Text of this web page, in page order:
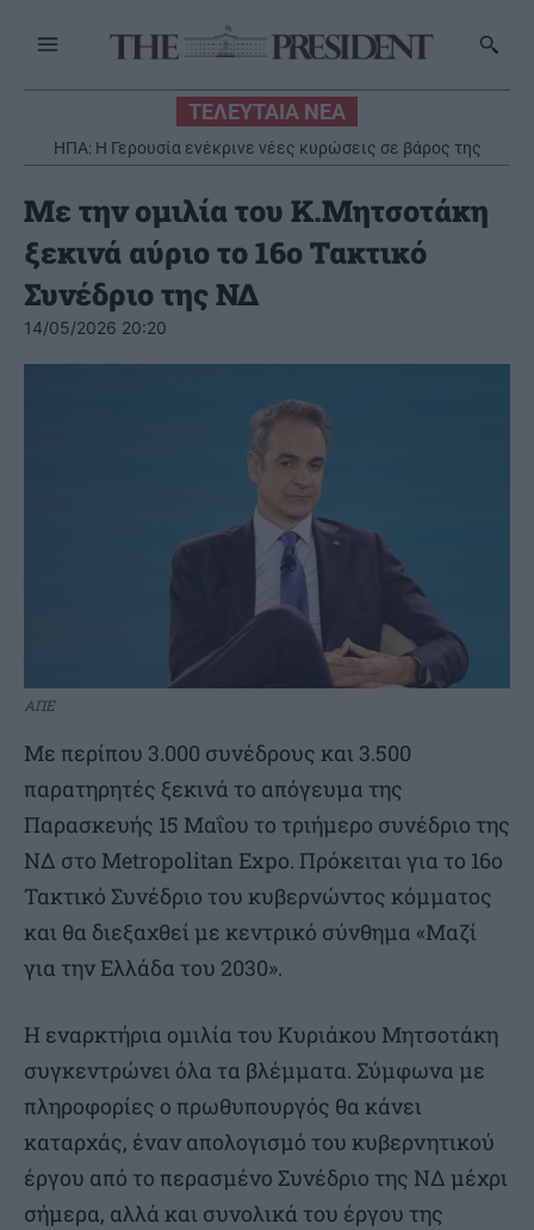
ΤΕΛΕΥΤΑΙΑ ΝΕΑ
ΗΠΑ: Η Γερουσία ενέκρινε νέες κυρώσεις σε βάρος της
Ρωσίας
Νέα στρατηγική συνεργασία της ΓΓ Επικοινωνίας και
Ενημέρωσης με το Εθνικό Ίδρυμα Ερευνών
Με την ομιλία του K.Μητσοτάκη
ξεκινά αύριο το 16ο Τακτικό
Συνέδριο της ΝΔ
14/05/2026 20:20
ΑΠΕ
Με περίπου 3.000 συνέδρους και 3.500
παρατηρητές ξεκινά το απόγευμα της
Παρασκευής 15 Μαΐου το τριήμερο συνέδριο της
ΝΔ στο Metropolitan Expo. Πρόκειται για το 16ο
Τακτικό Συνέδριο του κυβερνώντος κόμματος
και θα διεξαχθεί με κεντρικό σύνθημα «Μαζί
για την Ελλάδα του 2030».
Η εναρκτήρια ομιλία του Κυριάκου Μητσοτάκη
συγκεντρώνει όλα τα βλέμματα. Σύμφωνα με
πληροφορίες ο πρωθυπουργός θα κάνει
καταρχάς, έναν απολογισμό του κυβερνητικού
έργου από το περασμένο Συνέδριο της ΝΔ μέχρι
σήμερα, αλλά και συνολικά του έργου της